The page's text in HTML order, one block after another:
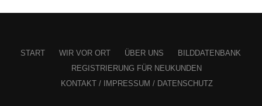
START WIR VOR ORT ÜBER UNS
BILDDATENBANK
REGISTRIERUNG FÜR NEUKUNDEN
KONTAKT / IMPRESSUM / DATENSCHUTZ